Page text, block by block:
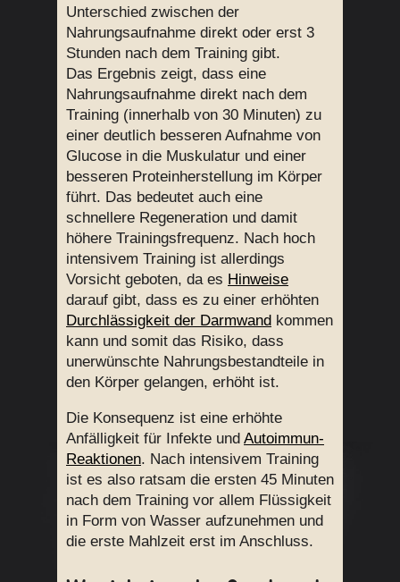
Unterschied zwischen der
Nahrungsaufnahme direkt oder erst 3
Stunden nach dem Training gibt.
Das Ergebnis zeigt, dass eine
Nahrungsaufnahme direkt nach dem
Training (innerhalb von 30 Minuten) zu
einer deutlich besseren Aufnahme von
Glucose in die Muskulatur und einer
besseren Proteinherstellung im Körper
führt. Das bedeutet auch eine
schnellere Regeneration und damit
höhere Trainingsfrequenz. Nach hoch
intensivem Training ist allerdings
Vorsicht geboten, da es Hinweise
darauf gibt, dass es zu einer erhöhten
Durchlässigkeit der Darmwand kommen
kann und somit das Risiko, dass
unerwünschte Nahrungsbestandteile in
den Körper gelangen, erhöht ist.
Die Konsequenz ist eine erhöhte
Anfälligkeit für Infekte und Autoimmun-
Reaktionen. Nach intensivem Training
ist es also ratsam die ersten 45 Minuten
nach dem Training vor allem Flüssigkeit
in Form von Wasser aufzunehmen und
die erste Mahlzeit erst im Anschluss.